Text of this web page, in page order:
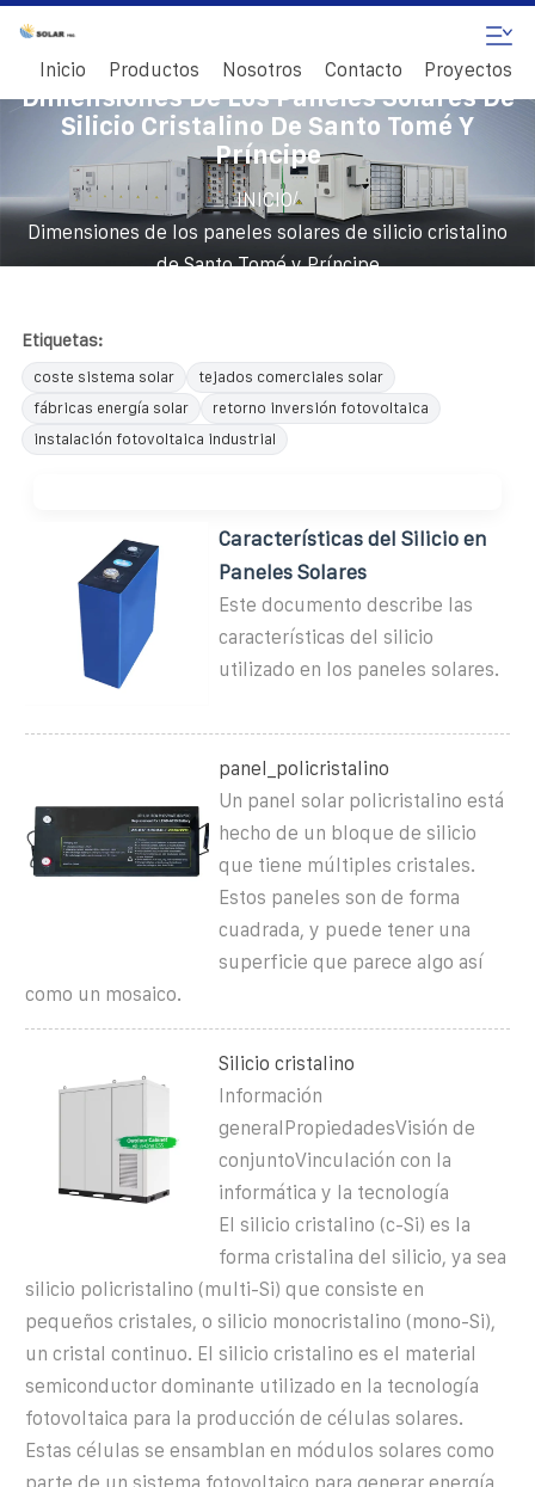
Inicio Productos Nosotros Contacto Proyectos
Dimensiones De Los Paneles Solares De
Silicio Cristalino De Santo Tomé Y
Príncipe
INICIO/
Dimensiones de los paneles solares de silicio cristalino
de Santo Tomé y Príncipe
Etiquetas:
coste sistema solar
tejados comerciales solar
fábricas energía solar
retorno inversión fotovoltaica
instalación fotovoltaica industrial
Características del Silicio en
Paneles Solares
Este documento describe las
características del silicio
utilizado en los paneles solares.
panel_policristalino
Un panel solar policristalino está
hecho de un bloque de silicio
que tiene múltiples cristales.
Estos paneles son de forma
cuadrada, y puede tener una
superficie que parece algo así
como un mosaico.
Silicio cristalino
Información
generalPropiedadesVisión de
conjuntoVinculación con la
informática y la tecnología
El silicio cristalino (c-Si) es la
forma cristalina del silicio, ya sea
silicio policristalino (multi-Si) que consiste en
pequeños cristales, o silicio monocristalino (mono-Si),
un cristal continuo. El silicio cristalino es el material
semiconductor dominante utilizado en la tecnología
fotovoltaica para la producción de células solares.
Estas células se ensamblan en módulos solares como
parte de un sistema fotovoltaico para generar energía